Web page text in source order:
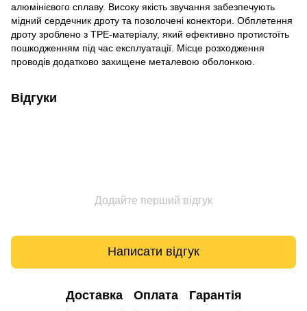
алюмінієвого сплаву. Високу якість звучання забезпечують
мідний сердечник дроту та позолочені конектори. Обплетення
дроту зроблено з TPE-матеріалу, який ефективно протистоїть
пошкодженням під час експлуатації. Місце розходження
проводів додатково захищене металевою оболонкою.
Відгуки
Додайте перший відгук
Написати відгук
Доставка Оплата Гарантія